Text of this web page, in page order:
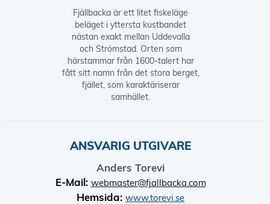
Fjällbacka är ett litet fiskeläge
beläget i yttersta kustbandet
nästan exakt mellan Uddevalla
och Strömstad. Orten som
härstammar från 1600-talert har
fått sitt namn från det stora berget,
fjället, som karaktäriserar
samhället.
ANSVARIG UTGIVARE
Anders Torevi
E-Mail: webmaster@fjallbacka.com
Hemsida: www.torevi.se